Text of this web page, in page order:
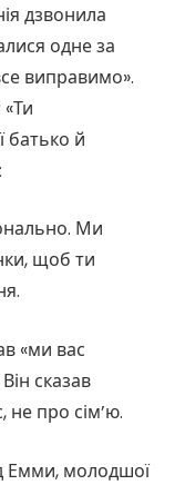
дзвонила
одне за
виправимо».
батько й
Ми
щоб ти
«ми вас
сказав
не про сім’ю.
Емми, молодшої